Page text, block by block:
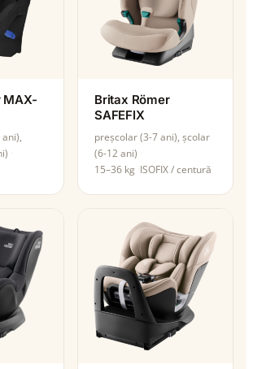
MAX-
Britax Römer
SAFEFIX
preșcolar (3-7 ani), școlar
(6-12 ani)
15–36 kg ISOFIX / centură